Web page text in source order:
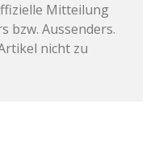
Mitteilung
bzw. Aussenders.
nicht zu